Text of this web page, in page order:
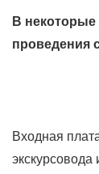
В некоторые
проведения
Входная
экскурсовода